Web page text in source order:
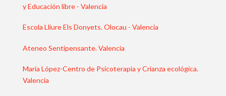
y Educación libre - Valencia
Escola Lliure Els Donyets. Olocau - Valencia
Ateneo Sentipensante. Valencia
María López-Centro de Psicoterapia y Crianza ecológica.
Valencia